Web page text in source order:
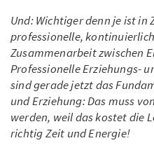
Und: Wichtiger denn je ist in
professionelle,
Zusammenarbeit zwischen
Professionelle Erziehungs-
sind gerade jetzt das
und Erziehung: Das muss
werden, weil das kostet die
richtig Zeit und Energie!